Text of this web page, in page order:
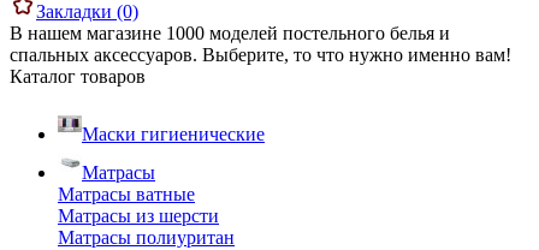
Закладки (0)
В нашем магазине 1000 моделей постельного белья и
спальных аксессуаров. Выберите, то что нужно именно вам!
Каталог товаров
Маски гигиенические
Матрасы
Матрасы ватные
Матрасы из шерсти
Матрасы полиуритан